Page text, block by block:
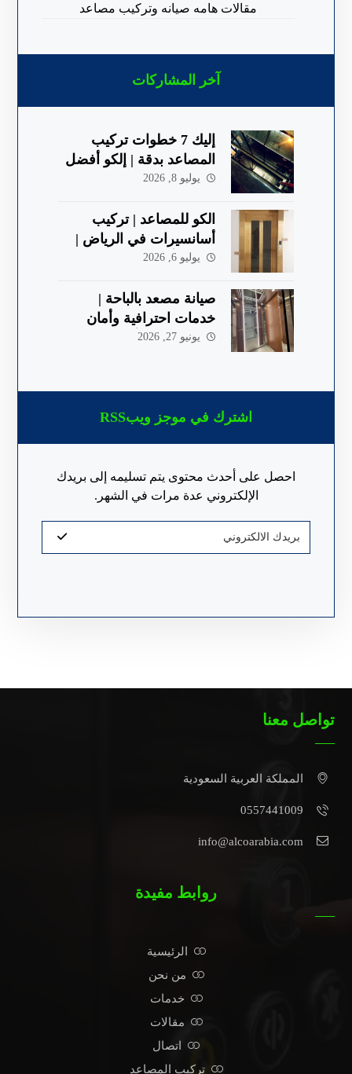
مقالات هامه صيانه وتركيب مصاعد
آخر المشاركات
إليك 7 خطوات تركيب
المصاعد بدقة | إلكو أفضل
شركة في الباحة
يوليو 8, 2026
الكو للمصاعد | تركيب
أسانسيرات في الرياض |
جودة وأمان 2026
يوليو 6, 2026
صيانة مصعد بالباحة |
خدمات احترافية وأمان
معتمد 2026 | ألكو
يونيو 27, 2026
اشترك في موجز ويبRSS
احصل على أحدث محتوى يتم تسليمه إلى بريدك
الإلكتروني عدة مرات في الشهر.
تواصل معنا
المملكة العربية السعودية
0557441009
info@alcoarabia.com
روابط مفيدة
الرئيسية
من نحن
خدمات
مقالات
اتصال
تركيب المصاعد